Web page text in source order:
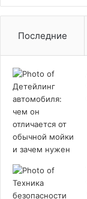
Последние